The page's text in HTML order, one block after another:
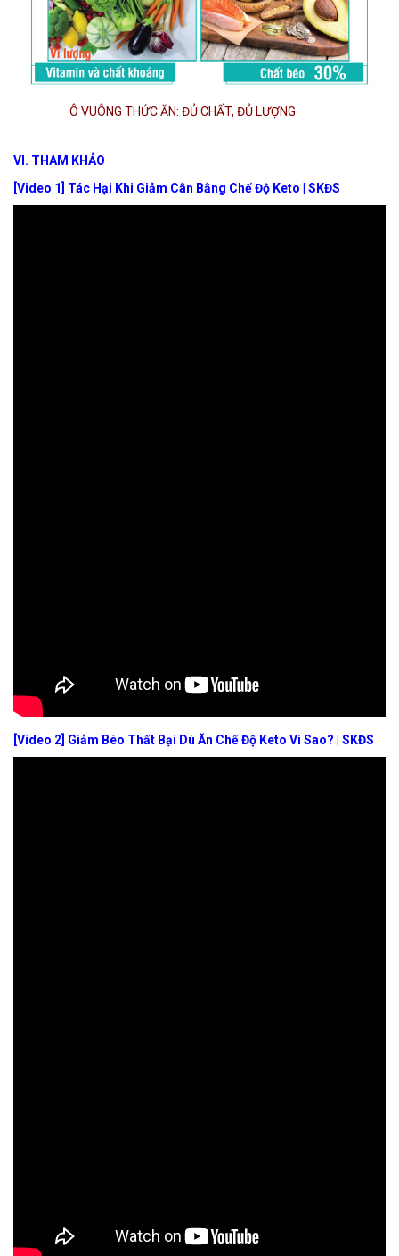
Ô VUÔNG THỨC ĂN: ĐỦ CHẤT, ĐỦ LƯỢNG
VI. THAM KHẢO
[Video 1] Tác Hại Khi Giảm Cân Bằng Chế Độ Keto | SKĐS
[Video 2] Giảm Béo Thất Bại Dù Ăn Chế Độ Keto Vì Sao? | SKĐS